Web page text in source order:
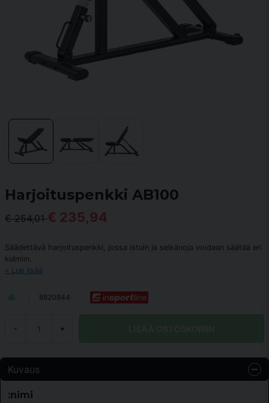
Harjoituspenkki AB100
€ 254,01€ 235,94
Säädettävä harjoituspenkki, jossa istuin ja selkänoja voidaan säätää eri
kulmiin.
Lue lisää
8820844
- +
Kuvaus
:nimi